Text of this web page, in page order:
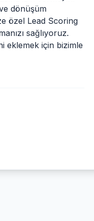
dönüşüm
özel Lead Scoring
sağlıyoruz.
eklemek için bizimle